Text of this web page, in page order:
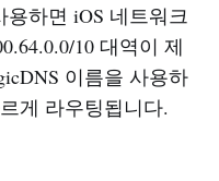
용하면 iOS 네트워크
10 대역이 제
이름을 사용하
게 라우팅됩니다.